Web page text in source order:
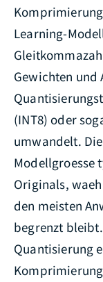
Learning-
Gewichten
(INT8) oder
umwandelt.
Modellgroesse
Originals,
den meisten
begrenzt
Quantisierung